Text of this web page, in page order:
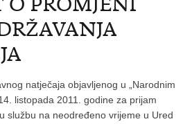
natječaja objavljenog u „Narodnim
listopada 2011. godine za prijam
službu na neodređeno vrijeme u Ured